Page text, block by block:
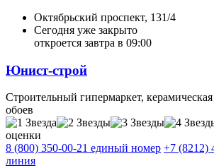
Октябрьский проспект, 131/4
Сегодня уже закрыто
откроется завтра в 09:00
Юнист-строй
Строительный гипермаркет,
обоев
оценки
8 (800) 350-00-21 единый номер +7 (8212)
линия